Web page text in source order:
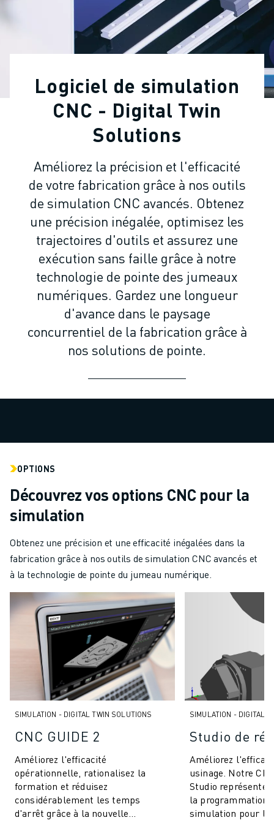
ROBOTS COLLABORATIFS
GAMME DE ROBOTS
CONTRÔLEURS DE ROBOTS
LOGICIEL ROBOT
LOGICIEL DE SIMULATION
PRODUITS DE ROBOTIQUE ÉDUCATIVE
AUTOMATISATION DES ROBOTS
ROBOTS ARTICULÉS
SÉRIE ARC MATE
SÉRIE M-900
ROBOTS POUR L'ALIMENTATION ET LES SALLES BLANCHES
ROBOTS DE PEINTURE
ROBOTS PALETTISEURS
ROBOTS SCARA
CENTRES D'USINAGE CNC COMPACTS
RECHERCHE DE ROBODRILL
ROBODRILL CENTRES D'USINAGE CNC COMPACTS
LOGICIEL ROBODRILL
ROBOSHOT MACHINES DE MOULAGE PAR INJECTION ÉLECTRIQUES
LOGICIEL ROBOSHOT
DURABILITÉ DU ROBOSHOT
ROBOSHOT MAINTENANCE PRÉVENTIVE
COÛT TOTAL D'UNE ROBOSHOT
MACHINES D'ÉLECTROÉROSION PAR FIL
ROBOCUT MACHINES D'ÉLECTROÉROSION À FIL
ROBOCUT MATÉRIEL
LOGICIEL ROBOCUT
ROBOCUT MAINTENANCE PRÉVENTIVE
DURABILITÉ DU ROBOCUT
SOLUTIONS IIOT
SOLUTIONS POUR L'USINE INTELLIGENTE
TÉMOIGNAGES
SOLUTIONS
INDUSTRIES
TOUTES LES INDUSTRIES
AÉROSPATIALE
AUTOMOBILE
Logiciel de simulation
CNC - Digital Twin
Solutions
Améliorez la précision et l'efficacité
de votre fabrication grâce à nos outils
de simulation CNC avancés. Obtenez
une précision inégalée, optimisez les
trajectoires d'outils et assurez une
exécution sans faille grâce à notre
technologie de pointe des jumeaux
numériques. Gardez une longueur
d'avance dans le paysage
concurrentiel de la fabrication grâce à
nos solutions de pointe.
OPTIONS
Découvrez vos options CNC pour la
simulation
Obtenez une précision et une efficacité inégalées dans la
fabrication grâce à nos outils de simulation CNC avancés et
à la technologie de pointe du jumeau numérique.
SIMULATION - DIGITAL TWIN SOLUTIONS
CNC GUIDE 2
Améliorez l'efficacité
opérationnelle, rationalisez la
formation et réduisez
considérablement les temps
d'arrêt grâce à la nouvelle
SIMULATION - DIGITAL
Studio de
Améliorez
usinage. Notre
Studio représente
la programmation
simulation pour